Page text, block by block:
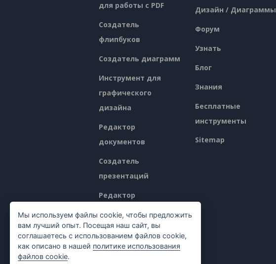
для работы с PDF
Создатель
флипбуков
Создатель диаграмм
Инструмент для
графического
дизайна
Редактор
документов
Создатель
презентаций
Редактор
Ценообразование
Дизайн / Диаграммы
Форум
Узнать
Блог
Знания
Бесплатные
инструменты
Sitemap
Мы используем файлы cookie, чтобы предложить
вам лучший опыт. Посещая наш сайт, вы
соглашаетесь с использованием файлов cookie,
как описано в нашей политике использования
файлов cookie.